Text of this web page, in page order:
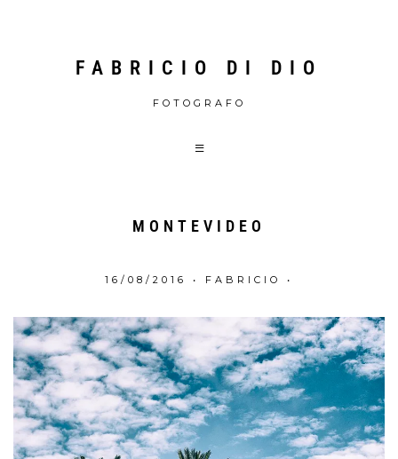
FABRICIO DI DIO
FOTOGRAFO
MONTEVIDEO
16/08/2016 • FABRICIO •